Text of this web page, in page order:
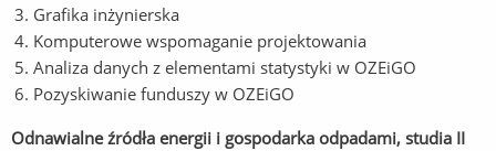
Grafika inżynierska
Komputerowe wspomaganie projektowania
Analiza danych z elementami statystyki w OZEiGO
Pozyskiwanie funduszy w OZEiGO
Odnawialne źródła energii i gospodarka odpadami, studia II